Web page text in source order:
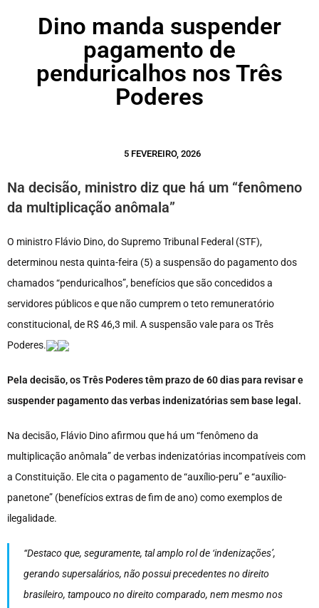
Dino manda suspender
pagamento de
penduricalhos nos Três
Poderes
5 FEVEREIRO, 2026
Na decisão, ministro diz que há um “fenômeno
da multiplicação anômala”
O ministro Flávio Dino, do Supremo Tribunal Federal (STF),
determinou nesta quinta-feira (5) a suspensão do pagamento dos
chamados “penduricalhos”, benefícios que são concedidos a
servidores públicos e que não cumprem o teto remuneratório
constitucional, de R$ 46,3 mil. A suspensão vale para os Três
Poderes.
Pela decisão, os Três Poderes têm prazo de 60 dias para revisar e
suspender pagamento das verbas indenizatórias sem base legal.
Na decisão, Flávio Dino afirmou que há um “fenômeno da
multiplicação anômala” de verbas indenizatórias incompatíveis com
a Constituição. Ele cita o pagamento de “auxílio-peru” e “auxílio-
panetone” (benefícios extras de fim de ano) como exemplos de
ilegalidade.
“Destaco que, seguramente, tal amplo rol de ‘indenizações’,
gerando supersalários, não possui precedentes no direito
brasileiro, tampouco no direito comparado, nem mesmo nos